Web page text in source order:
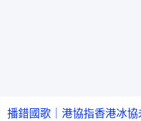
播錯國歌｜港協指香港冰